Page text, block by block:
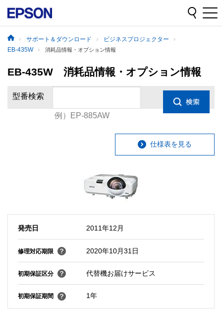
サポート＆ダウンロード
ビジネスプロジェクター
EB-435W
消耗品情報・オプション情報
EB-435W 消耗品情報・オプション情報
型番検索
例）EP-885AW
仕様表を見る
発売日 2011年12月
修理対応期限 2020年10月31日
初期保証区分 代替機お届けサービス
初期保証期間 1年